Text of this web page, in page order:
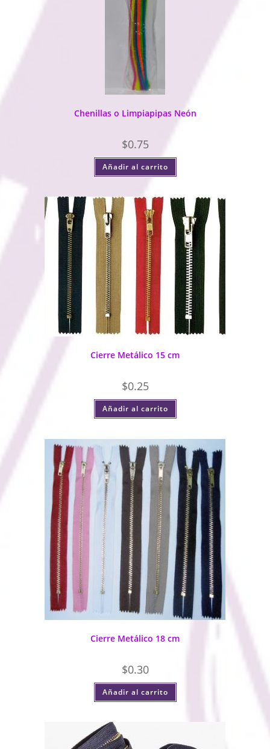
Chenillas o Limpiapipas Neón
$0.75
Añadir al carrito
Cierre Metálico 15 cm
$0.25
Añadir al carrito
Cierre Metálico 18 cm
$0.30
Añadir al carrito